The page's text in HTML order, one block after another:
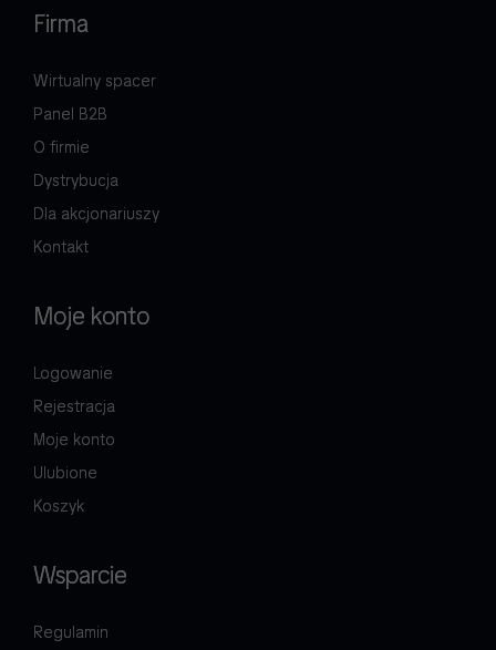
Firma
Wirtualny spacer
Panel B2B
O firmie
Dystrybucja
Dla akcjonariuszy
Kontakt
Moje konto
Logowanie
Rejestracja
Moje konto
Ulubione
Koszyk
Wsparcie
Regulamin